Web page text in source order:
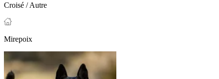
Croisé / Autre
Mirepoix